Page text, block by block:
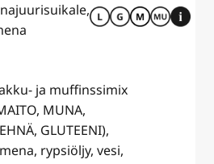
ja muffinssimix
MUNA,
GLUTEENI),
rypsiöljy, vesi,